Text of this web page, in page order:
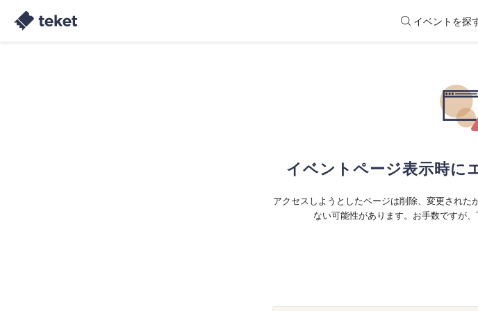
イベントを探
イベントページ表示時に
アクセスしようとしたページは削除、変更された
ない可能性があります。お手数ですが